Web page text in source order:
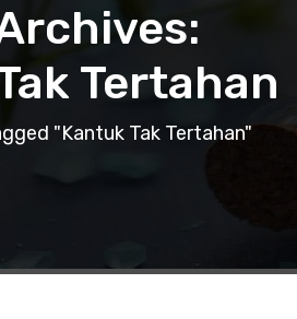
Tertahan
"Kantuk Tak Tertahan"